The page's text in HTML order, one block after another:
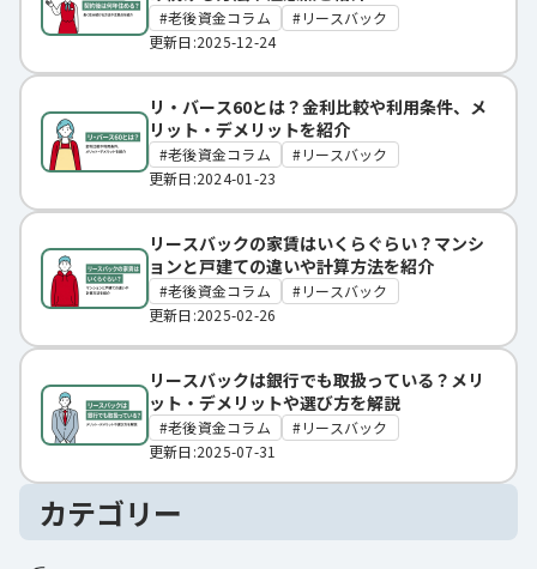
老後資金コラム
リースバック
更新日:2025-12-24
リ・バース60とは？金利比較や利用条件、メ
リット・デメリットを紹介
老後資金コラム
リースバック
更新日:2024-01-23
リースバックの家賃はいくらぐらい？マンシ
ョンと戸建ての違いや計算方法を紹介
老後資金コラム
リースバック
更新日:2025-02-26
リースバックは銀行でも取扱っている？メリ
ット・デメリットや選び方を解説
老後資金コラム
リースバック
更新日:2025-07-31
カテゴリー